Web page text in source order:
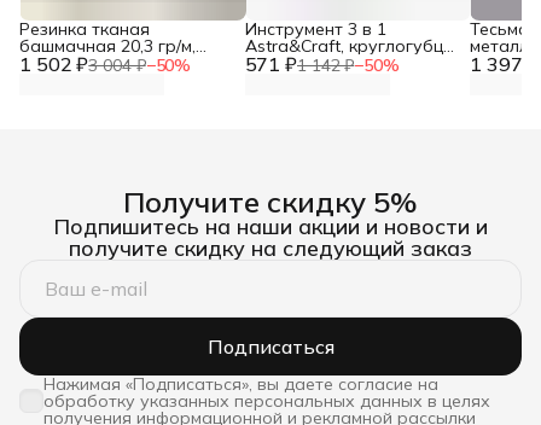
1 502 ₽3 004 ₽−50%
Резинка тканая
башмачная 20,3 гр/м,
эластичность 130%, 25 571 ₽1 142 ₽−50%
Инструмент 3 в 1
Astra&Craft, круглогубцы,
плоскогубцы, бокорезы, 1 397 ₽
Тесьма
Получите скидку 5%
Подпишитесь на наши акции и новости и
получите скидку на следующий заказ
Подписаться
Нажимая «Подписаться», вы даете согласие на
обработку указанных персональных данных в целях
получения информационной и рекламной рассылки